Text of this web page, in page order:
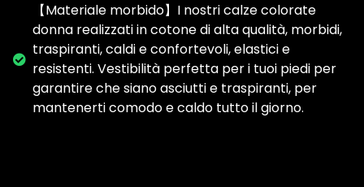
【Materiale morbido】I nostri calze colorate
donna realizzati in cotone di alta qualità, morbidi,
traspiranti, caldi e confortevoli, elastici e
resistenti. Vestibilità perfetta per i tuoi piedi per
garantire che siano asciutti e traspiranti, per
mantenerti comodo e caldo tutto il giorno.